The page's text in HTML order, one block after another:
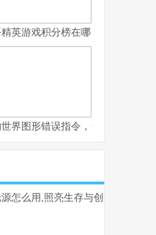
实战心得
英游戏积分榜在哪，探寻竞技之
城市的诞生与成长副标题
界图形错误指令，一场意料之外
怎么用,照亮生存与创造之路